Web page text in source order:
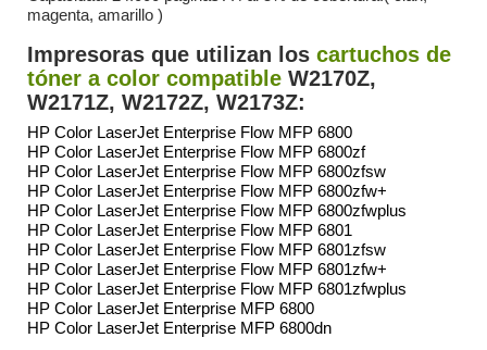
magenta, amarillo )
Impresoras que utilizan los cartuchos de
tóner a color compatible W2170Z,
W2171Z, W2172Z, W2173Z:
HP Color LaserJet Enterprise Flow MFP 6800
HP Color LaserJet Enterprise Flow MFP 6800zf
HP Color LaserJet Enterprise Flow MFP 6800zfsw
HP Color LaserJet Enterprise Flow MFP 6800zfw+
HP Color LaserJet Enterprise Flow MFP 6800zfwplus
HP Color LaserJet Enterprise Flow MFP 6801
HP Color LaserJet Enterprise Flow MFP 6801zfsw
HP Color LaserJet Enterprise Flow MFP 6801zfw+
HP Color LaserJet Enterprise Flow MFP 6801zfwplus
HP Color LaserJet Enterprise MFP 6800
HP Color LaserJet Enterprise MFP 6800dn